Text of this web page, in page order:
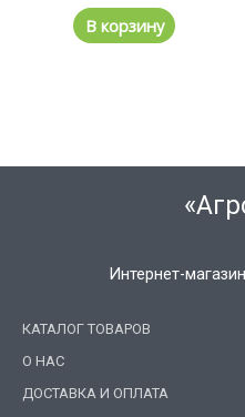
В корзину
Интернет-
КАТАЛОГ ТОВАРОВ
О НАС
ДОСТАВКА И ОПЛАТА